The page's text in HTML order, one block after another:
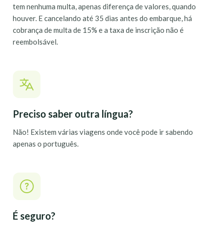
tem nenhuma multa, apenas diferença de valores, quando
houver. E cancelando até 35 dias antes do embarque, há
cobrança de multa de 15% e a taxa de inscrição não é
reembolsável.
Preciso saber outra língua?
Não! Existem várias viagens onde você pode ir sabendo
apenas o português.
É seguro?